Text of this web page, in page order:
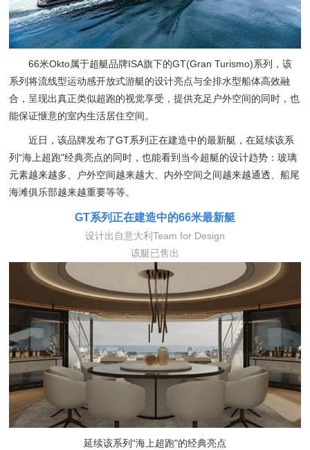
66米Okto属于超艇品牌ISA旗下的GT(Gran Turismo)系列，该
系列将流线型运动感开放式游艇的设计亮点与全排水型船体高效融
合，呈现出真正类似超跑的视觉享受，提供充足户外空间的同时，也
能保证惬意的室内生活居住空间。
近日，该品牌发布了GT系列正在建造中的最新艇，在延续该系
列“海上超跑"经典亮点的同时，也能看到当今超艇的设计趋势：玻璃
元素越来越多、户外空间越来越大、内外空间之间越来越通透、船尾
海滩俱乐部越来越重要等等。
GT系列正在建造中的66米最新艇
设计出自意大利Team for Design
该艇已售出
延续该系列“海上超跑"的经典亮点